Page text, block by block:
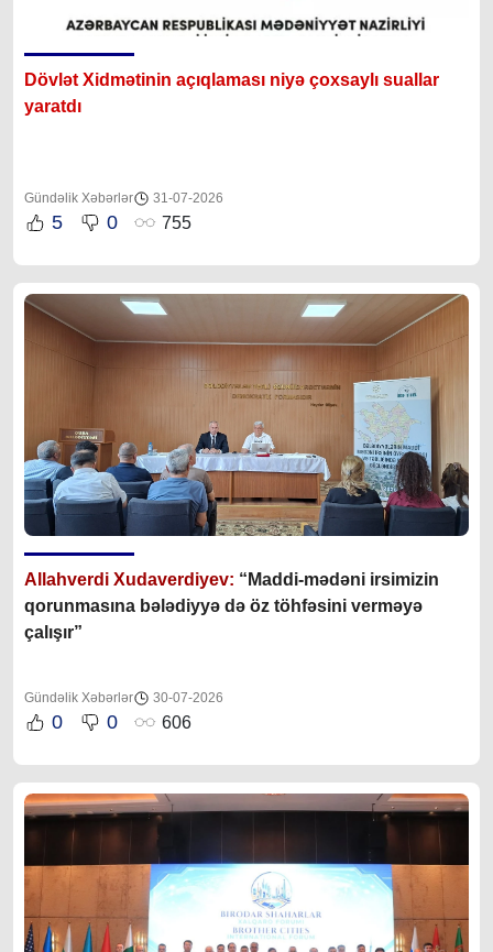
Dövlət Xidmətinin açıqlaması niyə çoxsaylı suallar
yaratdı
Gündəlik Xəbərlər 31-07-2026
5 0 755
Allahverdi Xudaverdiyev: “Maddi-mədəni irsimizin
qorunmasına bələdiyyə də öz töhfəsini verməyə
çalışır”
Gündəlik Xəbərlər 30-07-2026
0 0 606